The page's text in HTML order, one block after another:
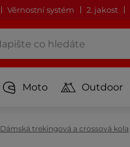
Věrnostní systém 2. jakost
Moto Outdoor
Dámská trekingová a crossová kola